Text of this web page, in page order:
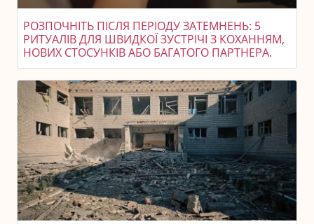
РОЗПОЧНІТЬ ПІСЛЯ ПЕРІОДУ ЗАТЕМНЕНЬ: 5
РИТУАЛІВ ДЛЯ ШВИДКОЇ ЗУСТРІЧІ З КОХАННЯМ,
НОВИХ СТОСУНКІВ АБО БАГАТОГО ПАРТНЕРА.